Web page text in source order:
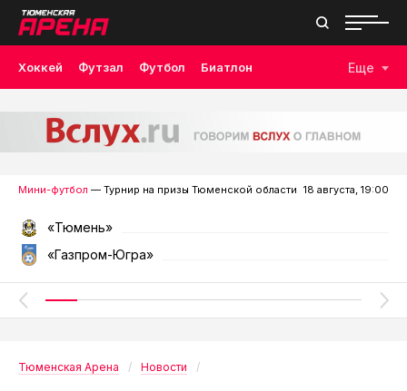
Хоккей Футзал Футбол Биатлон Еще
Мини-футбол — Турнир на призы Тюменской области 18 августа, 19:00
«Тюмень»
«Газпром-Югра»
Тюменская Арена Новости